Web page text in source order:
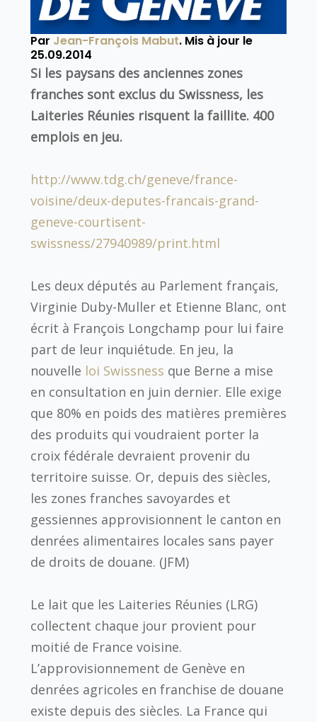
Par Jean-François Mabut. Mis à jour le
25.09.2014
Si les paysans des anciennes zones
franches sont exclus du Swissness, les
Laiteries Réunies risquent la faillite. 400
emplois en jeu.
http://www.tdg.ch/geneve/france-
voisine/deux-deputes-francais-grand-
geneve-courtisent-
swissness/27940989/print.html
Les deux députés au Parlement français,
Virginie Duby-Muller et Etienne Blanc, ont
écrit à François Longchamp pour lui faire
part de leur inquiétude. En jeu, la
nouvelle loi Swissness que Berne a mise
en consultation en juin dernier. Elle exige
que 80% en poids des matières premières
des produits qui voudraient porter la
croix fédérale devraient provenir du
territoire suisse. Or, depuis des siècles,
les zones franches savoyardes et
gessiennes approvisionnent le canton en
denrées alimentaires locales sans payer
de droits de douane. (JFM)
Le lait que les Laiteries Réunies (LRG)
collectent chaque jour provient pour
moitié de France voisine.
L’approvisionnement de Genève en
denrées agricoles en franchise de douane
existe depuis des siècles. La France qui